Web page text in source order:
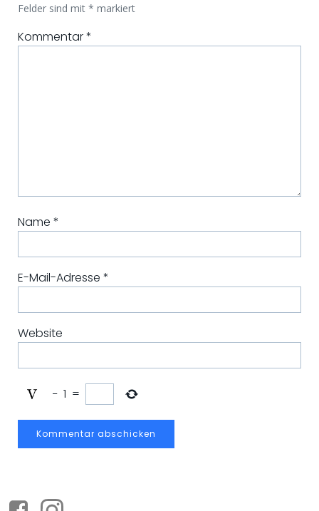
Felder sind mit * markiert
Kommentar*
Name *
E-Mail-Adresse *
Website
− 1 =